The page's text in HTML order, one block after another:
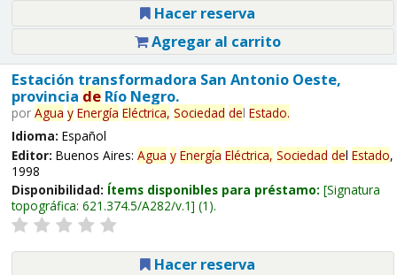
Hacer reserva
Agregar al carrito
Estación transformadora San Antonio Oeste,
provincia deRío Negro.
por Agua y Energía Eléctrica, Sociedad del Estado.
Idioma: Español
Editor: Buenos Aires: Agua y Energía Eléctrica, Sociedad del Estado,
1998
Disponibilidad: Ítems disponibles para préstamo: Signatura
topográfica: 621.374.5/A282/v.1 (1).
Hacer reserva